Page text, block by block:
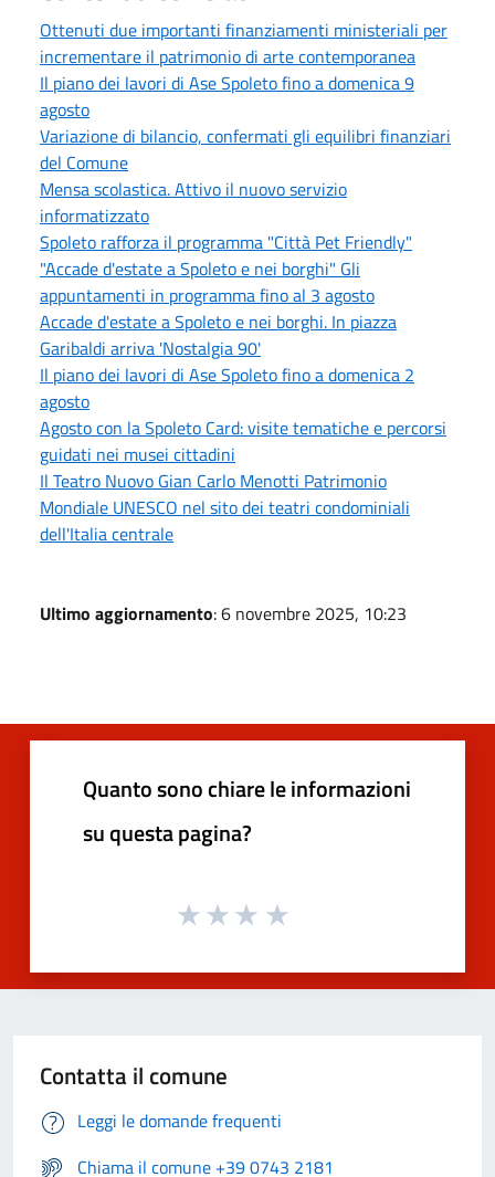
Ottenuti due importanti finanziamenti ministeriali per
incrementare il patrimonio di arte contemporanea
Il piano dei lavori di Ase Spoleto fino a domenica 9
agosto
Variazione di bilancio, confermati gli equilibri finanziari
del Comune
Mensa scolastica. Attivo il nuovo servizio
informatizzato
Spoleto rafforza il programma "Città Pet Friendly"
"Accade d'estate a Spoleto e nei borghi" Gli
appuntamenti in programma fino al 3 agosto
Accade d'estate a Spoleto e nei borghi. In piazza
Garibaldi arriva 'Nostalgia 90'
Il piano dei lavori di Ase Spoleto fino a domenica 2
agosto
Agosto con la Spoleto Card: visite tematiche e percorsi
guidati nei musei cittadini
Il Teatro Nuovo Gian Carlo Menotti Patrimonio
Mondiale UNESCO nel sito dei teatri condominiali
dell'Italia centrale
Ultimo aggiornamento: 6 novembre 2025, 10:23
Quanto sono chiare le informazioni
su questa pagina?
Contatta il comune
Leggi le domande frequenti
Chiama il comune +39 0743 2181